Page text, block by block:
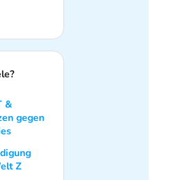
&
gegen
Z